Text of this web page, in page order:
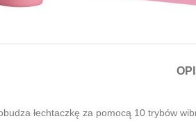
łechtaczkę za pomocą 10 trybów